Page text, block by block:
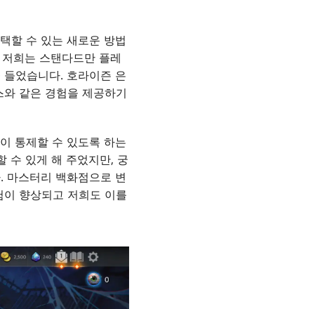
할 수 있는 새로운 방법
희는 스탠다드만 플레
었습니다. 호라이즌 은
같은 경험을 제공하기
통제할 수 있도록 하는
수 있게 해 주었지만, 궁
마스터리 백화점으로 변
향상되고 저희도 이를